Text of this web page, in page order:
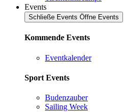
Events
Schließe Events Öffne Events
Kommende Events
Eventkalender
Sport Events
Budenzauber
Sailing Week